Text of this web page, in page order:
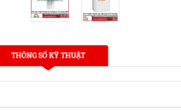
THÔNG SỐ KỸ THUẬT